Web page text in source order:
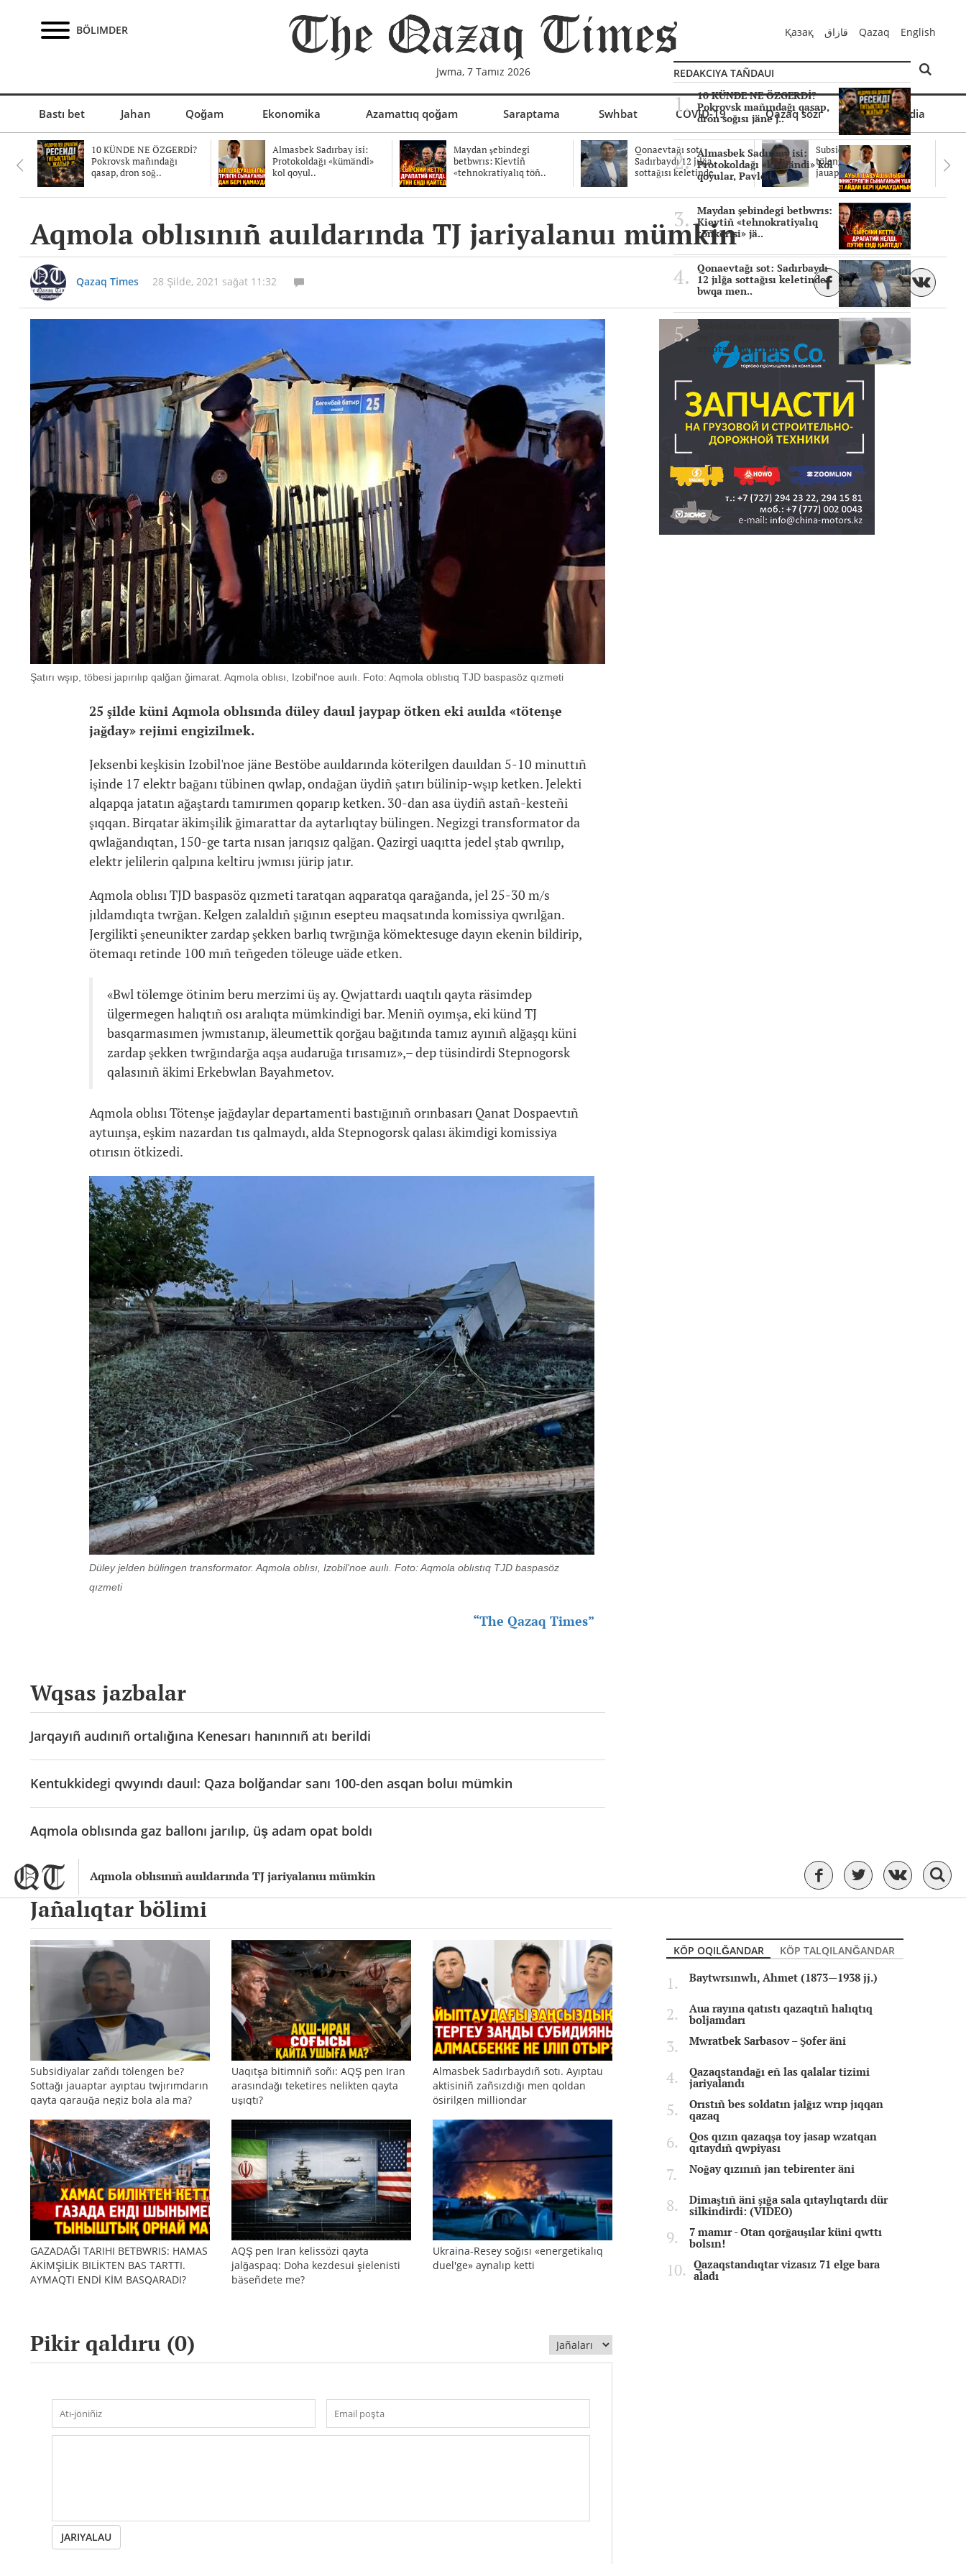
BÖLIMDER
Jwma, 7 Tamız 2026
Қазақ قازاق Qazaq English
Bastı bet Jahan Qoğam Ekonomika Azamattıq qoğam Saraptama Swhbat COVID-19 Qazaq sözi Mul'timedia
10 KÜNDE NE ÖZGERDİ?
Pokrovsk mañındağı
qasap, dron soğ..
Almasbek Sadırbay isi:
Protokoldağı «kümändi»
kol qoyul..
Maydan şebindegi
betbwrıs: Kievtiñ
«tehnokratiyalıq töñ..
Qonaevtağı sot:
Sadırbaydı 12 jılğa
sottağısı keletinde..
Subsidiyalar zañdı
tölengen be? Sottağı
jauaptar ayıpta..
Aqmola oblısınıñ auıldarında TJ jariyalanuı mümkin
Aqmola oblısınıñ auıldarında TJ jariyalanuı mümkin
Qazaq Times 28 Şilde, 2021 sağat 11:32
Şatırı wşıp, töbesi japırılıp qalğan ğimarat. Aqmola oblısı, Izobil'noe auılı. Foto: Aqmola oblıstıq TJD baspasöz qızmeti
25 şilde küni Aqmola oblısında düley dauıl jaypap ötken eki auılda «tötenşe
jağday» rejimi engizilmek.
Jeksenbi keşkisin Izobil'noe jäne Bestöbe auıldarında köterilgen dauıldan 5-10 minuttıñ
işinde 17 elektr bağanı tübinen qwlap, ondağan üydiñ şatırı bülinip-wşıp ketken. Jelekti
alqapqa jatatın ağaştardı tamırımen qoparıp ketken. 30-dan asa üydiñ astañ-kesteñi
şıqqan. Birqatar äkimşilik ğimarattar da aytarlıqtay bülingen. Negizgi transformator da
qwlağandıqtan, 150-ge tarta nısan jarıqsız qalğan. Qazirgi uaqıtta jedel ştab qwrılıp,
elektr jelilerin qalpına keltiru jwmısı jürip jatır.
Aqmola oblısı TJD baspasöz qızmeti taratqan aqparatqa qarağanda, jel 25-30 m/s
jıldamdıqta twrğan. Kelgen zalaldıñ şığının esepteu maqsatında komissiya qwrılğan.
Jergilikti şeneunikter zardap şekken barlıq twrğınğa kömektesuge dayın ekenin bildirip,
ötemaqı retinde 100 mıñ teñgeden töleuge uäde etken.
«Bwl tölemge ötinim beru merzimi üş ay. Qwjattardı uaqtılı qayta räsimdep
ülgermegen halıqtıñ osı aralıqta mümkindigi bar. Meniñ oyımşa, eki künd TJ
basqarmasımen jwmıstanıp, äleumettik qorğau bağıtında tamız ayınıñ alğaşqı küni
zardap şekken twrğındarğa aqşa audaruğa tırısamız»,– dep tüsindirdi Stepnogorsk
qalasınıñ äkimi Erkebwlan Bayahmetov.
Aqmola oblısı Tötenşe jağdaylar departamenti bastığınıñ orınbasarı Qanat Dospaevtıñ
aytuınşa, eşkim nazardan tıs qalmaydı, alda Stepnogorsk qalası äkimdigi komissiya
otırısın ötkizedi.
Düley jelden bülingen transformator. Aqmola oblısı, Izobil'noe auılı. Foto: Aqmola oblıstıq TJD baspasöz
qızmeti
“The Qazaq Times”
Wqsas jazbalar
Jarqayıñ audınıñ ortalığına Kenesarı hanınnıñ atı berildi
Kentukkidegi qwyındı dauıl: Qaza bolğandar sanı 100-den asqan boluı mümkin
Aqmola oblısında gaz ballonı jarılıp, üş adam opat boldı
REDAKCIYA TAÑDAUI
10 KÜNDE NE ÖZGERDİ?
Pokrovsk mañındağı qasap,
dron soğısı jäne j..
Almasbek Sadırbay isi:
Protokoldağı «kümändi» kol
qoyular, Pavlod..
Maydan şebindegi betbwrıs:
Kievtiñ «tehnokratiyalıq
töñkerisi» jä..
Qonaevtağı sot: Sadırbaydı
12 jılğa sottağısı keletinder
bwqa men..
Subsidiyalar zañdı tölengen
ayıptau twjırımd..
Jañalıqtar bölimi
Subsidiyalar zañdı tölengen be?
Sottağı jauaptar ayıptau twjırımdarın
qayta qarauğa negiz bola ala ma?
Uaqıtşa bitimniñ soñı: AQŞ pen Iran
arasındağı teketires nelikten qayta
uşıqtı?
Almasbek Sadırbaydıñ sotı. Ayıptau
aktisiniñ zañsızdığı men qoldan
ösirilgen milliondar
GAZADAĞI TARIHI BETBWRIS: HAMAS
ÄKİMŞİLİK BILİKTEN BAS TARTTI.
AYMAQTI ENDİ KİM BASQARADI?
AQŞ pen Iran kelissözi qayta
jalğaspaq: Doha kezdesui şielenisti
bäseñdete me?
Ukraina-Resey soğısı «energetikalıq
duel'ge» aynalıp ketti
Pikir qaldıru (0)
JARIYALAU
KÖP OQILĞANDAR
KÖP TALQILANĞANDAR
Baytwrsınwlı, Ahmet (1873—1938 jj.)
Aua rayına qatıstı qazaqtıñ halıqtıq
boljamdarı
Mwratbek Sarbasov – Şofer äni
Qazaqstandağı eñ las qalalar tizimi
jariyalandı
Orıstıñ bes soldatın jalğız wrıp jıqqan
qazaq
Qos qızın qazaqşa toy jasap wzatqan
qıtaydıñ qwpiyası
Noğay qızınıñ jan tebirenter äni
Dimaştıñ äni şığa sala qıtaylıqtardı dür
silkindirdi: (VIDEO)
7 mamır - Otan qorğauşılar küni qwttı
bolsın!
Qazaqstandıqtar vizasız 71 elge bara
aladı